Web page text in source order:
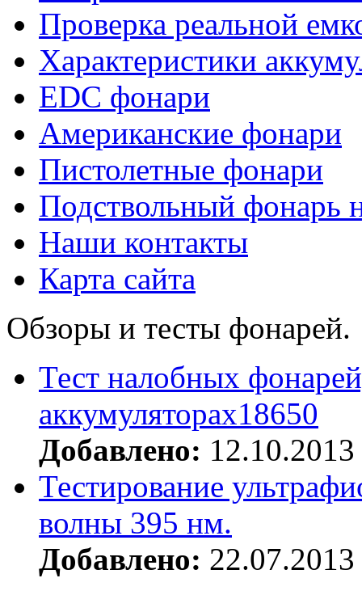
Проверка реальной
Характеристики
EDC фонари
Американские фонари
Пистолетные фонари
Подствольный фонарь
Наши контакты
Карта сайта
Обзоры и тесты фонарей.
Тест налобных
аккумуляторах18650
Добавлено: 12.10.2013
Тестирование
волны 395 нм.
Добавлено: 22.07.2013